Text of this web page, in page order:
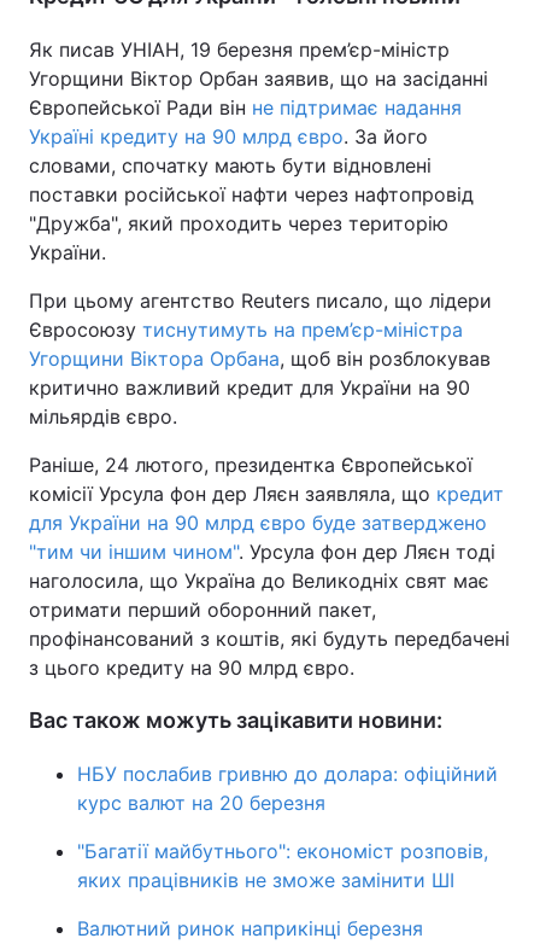
Як писав УНІАН, 19 березня прем’єр-міністр
Угорщини Віктор Орбан заявив, що на засіданні
Європейської Ради він не підтримає надання
Україні кредиту на 90 млрд євро. За його
словами, спочатку мають бути відновлені
поставки російської нафти через нафтопровід
"Дружба", який проходить через територію
України.
При цьому агентство Reuters писало, що лідери
Євросоюзу тиснутимуть на прем’єр-міністра
Угорщини Віктора Орбана, щоб він розблокував
критично важливий кредит для України на 90
мільярдів євро.
Раніше, 24 лютого, президентка Європейської
комісії Урсула фон дер Ляєн заявляла, що кредит
для України на 90 млрд євро буде затверджено
"тим чи іншим чином". Урсула фон дер Ляєн тоді
наголосила, що Україна до Великодніх свят має
отримати перший оборонний пакет,
профінансований з коштів, які будуть передбачені
з цього кредиту на 90 млрд євро.
Вас також можуть зацікавити новини:
НБУ послабив гривню до долара: офіційний
курс валют на 20 березня
"Багатії майбутнього": економіст розповів,
яких працівників не зможе замінити ШІ
Валютний ринок наприкінці березня